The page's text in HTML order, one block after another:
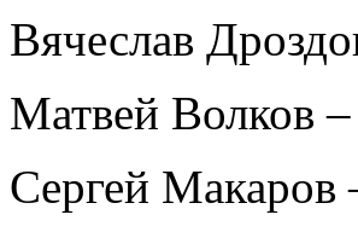
Вячеслав
Матвей Волков –
Сергей Макаров